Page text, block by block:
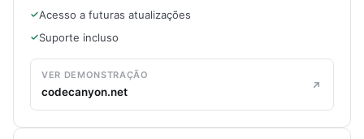
Acesso a futuras atualizações
Suporte incluso
VER DEMONSTRAÇÃO
codecanyon.net